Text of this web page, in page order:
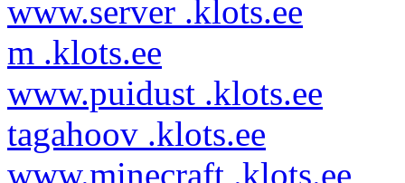
www.server .klots.ee
m .klots.ee
www.puidust .klots.ee
tagahoov .klots.ee
www.minecraft .klots.ee